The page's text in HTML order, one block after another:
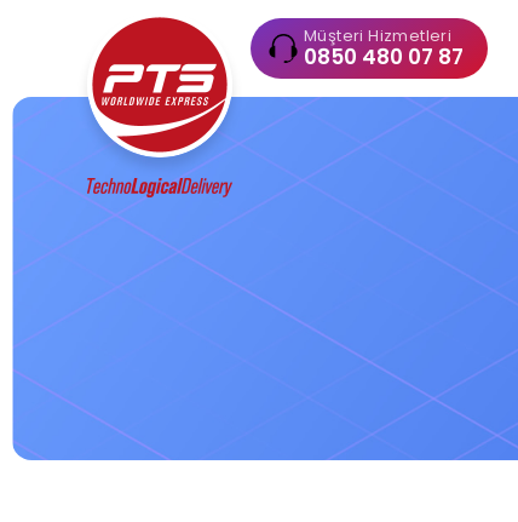
Müşteri Hizmetleri
0850 480 07 87